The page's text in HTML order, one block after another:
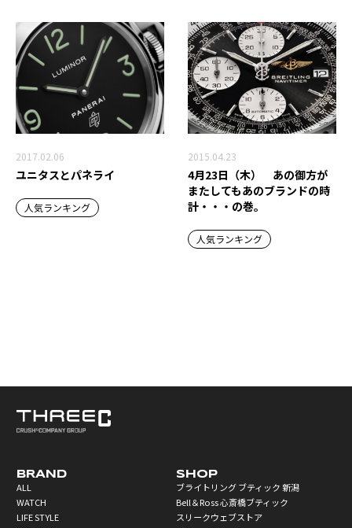
2017.02.06
ユニタスとパネライ
人気ランキング
2015.04.23
4月23日（木） あの御方が
またしてもあのブランドの時
計・・・の巻。
人気ランキング
BRAND
ALL
WATCH
LIFE STYLE
SHOP
ブライトリング ブティック 新潟
Bell＆Ross 心斎橋ブティック
スリークウェブストア